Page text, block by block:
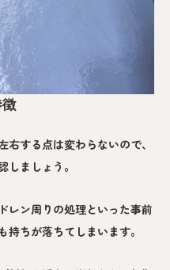
する点は変わらないので、
ましょう。
レン周りの処理といった事前
ちが落ちてしまいます。